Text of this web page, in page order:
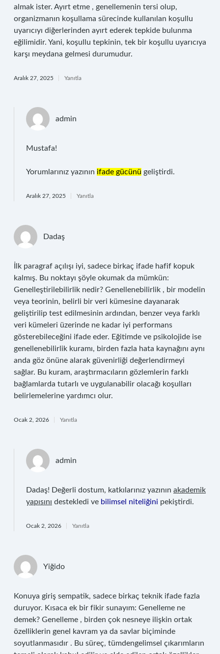
almak ister. Ayırt etme , genellemenin tersi olup,
organizmanın koşullama sürecinde kullanılan koşullu
uyarıcıyı diğerlerinden ayırt ederek tepkide bulunma
eğilimidir. Yani, koşullu tepkinin, tek bir koşullu uyarıcıya
karşı meydana gelmesi durumudur.
Aralık 27, 2025 Yanıtla
admin
Mustafa!
Yorumlarınız yazının ifade gücünü geliştirdi.
Aralık 27, 2025 Yanıtla
Dadaş
İlk paragraf açılışı iyi, sadece birkaç ifade hafif kopuk
kalmış. Bu noktayı şöyle okumak da mümkün:
Genelleştirilebilirlik nedir? Genellenebilirlik , bir modelin
veya teorinin, belirli bir veri kümesine dayanarak
geliştirilip test edilmesinin ardından, benzer veya farklı
veri kümeleri üzerinde ne kadar iyi performans
gösterebileceğini ifade eder. Eğitimde ve psikolojide ise
genellenebilirlik kuramı, birden fazla hata kaynağını aynı
anda göz önüne alarak güvenirliği değerlendirmeyi
sağlar. Bu kuram, araştırmacıların gözlemlerin farklı
bağlamlarda tutarlı ve uygulanabilir olacağı koşulları
belirlemelerine yardımcı olur.
Ocak 2, 2026 Yanıtla
admin
Dadaş! Değerli dostum, katkılarınız yazının akademik
yapısını destekledi ve bilimsel niteliğini pekiştirdi.
Ocak 2, 2026 Yanıtla
Yiğido
Konuya giriş sempatik, sadece birkaç teknik ifade fazla
duruyor. Kısaca ek bir fikir sunayım: Genelleme ne
demek? Genelleme , birden çok nesneye ilişkin ortak
özelliklerin genel kavram ya da savlar biçiminde
soyutlanmasıdır . Bu süreç, tümdengelimsel çıkarımların